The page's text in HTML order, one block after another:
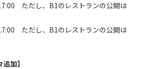
ただし、B1のレストランの公開は
ただし、B1のレストランの公開は
加】